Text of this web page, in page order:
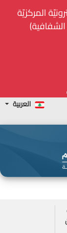
المركزيّة
العربية